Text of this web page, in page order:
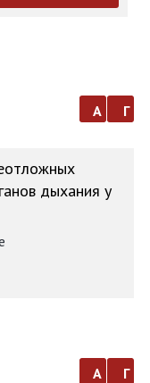
а г
дыхания у
а г